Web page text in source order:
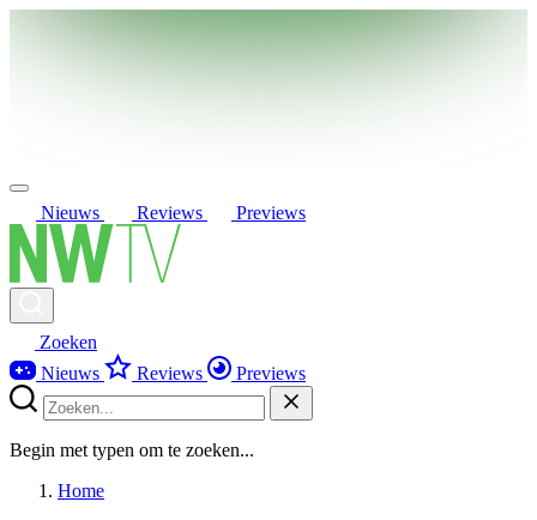
Nieuws Reviews Previews
Zoeken
Nieuws
Reviews Previews
Begin met typen om te zoeken...
Home